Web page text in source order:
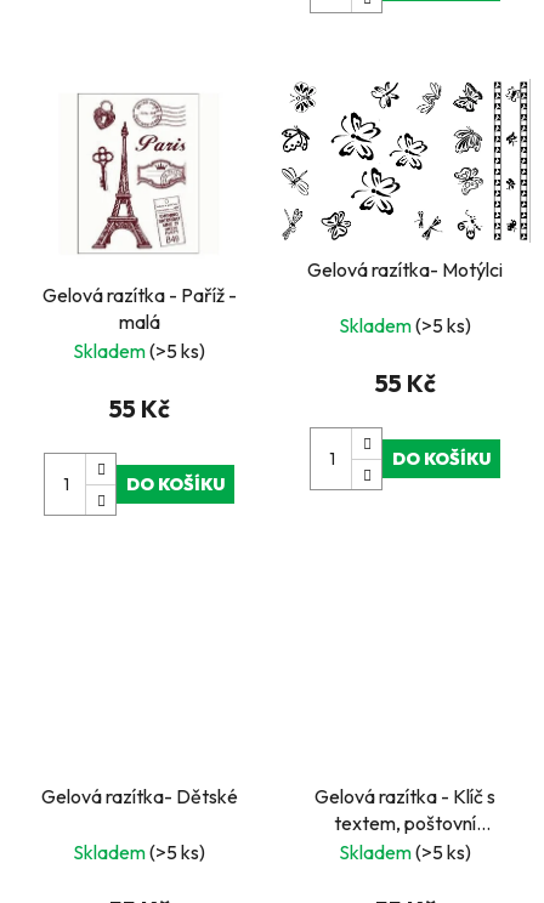
Gelová razítka - Paříž -
malá
Skladem(>5 ks)
55 Kč
DO KOŠÍKU
Gelová razítka- Motýlci
Skladem(>5 ks)
55 Kč
DO KOŠÍKU
Gelová razítka- Dětské
Skladem(>5 ks)
Gelová razítka - Klíč s
textem, poštovní
známka, girlandy
Skladem(>5 ks)